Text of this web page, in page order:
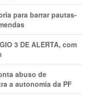
para barrar pautas-
3 DE ALERTA, com
abuso de
a autonomia da PF